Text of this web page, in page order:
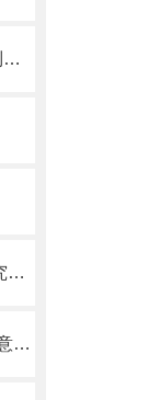
贝克曼离心管采用高强度的聚合物制造，具有优良的耐酸碱性
HIMAC超速离心管在分子生物学研究中的应用
C31597离心管的基本特点及使用注意事项